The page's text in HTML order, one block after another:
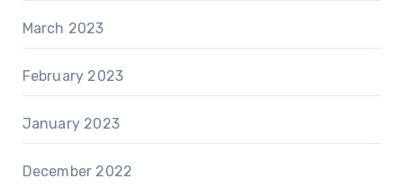
March 2023
February 2023
January 2023
December 2022